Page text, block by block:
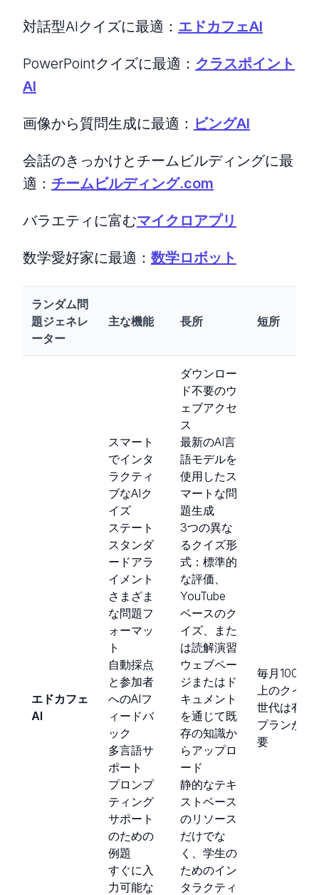
対話型AIクイズに最適： エドカフェAI
PowerPointクイズに最適： クラスポイント
AI
画像から質問生成に最適： ビングAI
会話のきっかけとチームビルディングに最
適： チームビルディング.com
バラエティに富むマイクロアプリ
数学愛好家に最適： 数学ロボット
ランダム問
題ジェネレ
ーター
主な機能 長所 短所
エドカフェ
AI
スマート
でインタ
ラクティ
ブなAIク
イズ
ステート
スタンダ
ードアラ
イメント
さまざま
な問題フ
ォーマッ
ト
自動採点
と参加者
へのAIフ
ィードバ
ック
多言語サ
ポート
プロンプ
ティング
サポート
のための
例題
すぐに入
力可能な
ダウンロー
ド不要のウ
ェブアクセ
ス
最新のAI言
語モデルを
使用したス
マートな問
題生成
3つの異な
るクイズ形
式：標準的
な評価、
YouTube
ベースのク
イズ、また
は読解演習
ウェブペー
ジまたはド
キュメント
を通じて既
存の知識か
らアップロ
ード
静的なテキ
ストベース
のリソース
だけでな
く、学生の
ためのイン
タラクティ
毎月100以
上のクイズ
世代は有料
プランが必
要